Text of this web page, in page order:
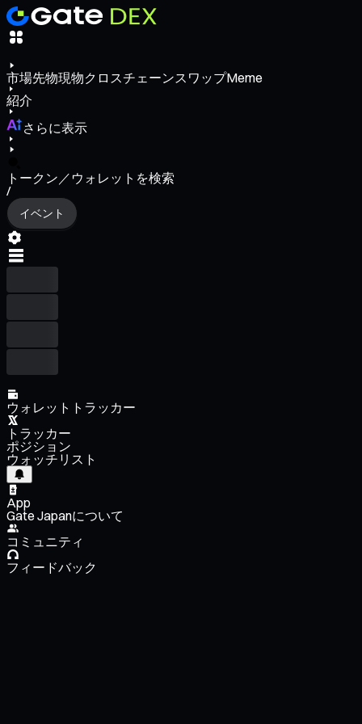
市場先物現物クロスチェーンスワップMeme
紹介
さらに表示
トークン／ウォレットを検索
/
イベント
ウォレットトラッカー
トラッカー
ポジション
ウォッチリスト
App
Gate Japanについて
コミュニティ
フィードバック